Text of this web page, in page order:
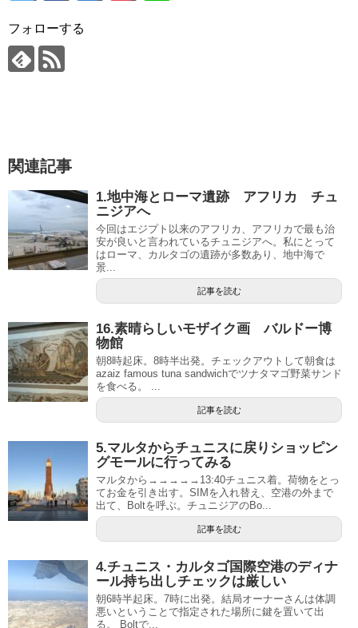
フォローする
関連記事
1.地中海とローマ遺跡 アフリカ チュ
ニジアへ
今回はエジプト以来のアフリカ、アフリカで最も治
安が良いと言われているチュニジアへ。私にとって
はローマ、カルタゴの遺跡が多数あり、地中海で
景...
記事を読む
16.素晴らしいモザイク画 バルドー博
物館
朝8時起床。8時半出発。チェックアウトして朝食は
azaiz famous tuna sandwichでツナタマゴ野菜サンド
を食べる。 ...
記事を読む
5.マルタからチュニスに戻りショッピン
グモールに行ってみる
マルタから→→→→→13:40チュニス着。荷物をとっ
てお金を引き出す。SIMを入れ替え、空港の外まで
出て、Boltを呼ぶ。チュニジアのBo...
記事を読む
4.チュニス・カルタゴ国際空港のディナ
ール持ち出しチェックは厳しい
朝6時半起床。7時に出発。結局オーナーさんは体調
悪いということで指定された場所に鍵を置いて出
る。 Boltで...